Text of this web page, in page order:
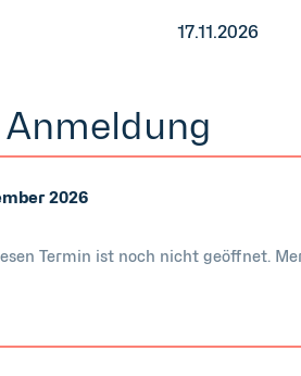
17.11.2026
2026
Termin ist noch nicht geöffnet.